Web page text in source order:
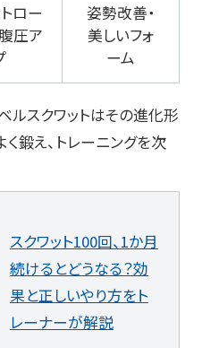
ロー
圧ア
姿勢改善・
美しいフォ
ーム
ルスクワットはその進化形
く鍛え、トレーニングを次
スクワット100回、1か月
続けるとどうなる？効
果と正しいやり方をト
レーナーが解説